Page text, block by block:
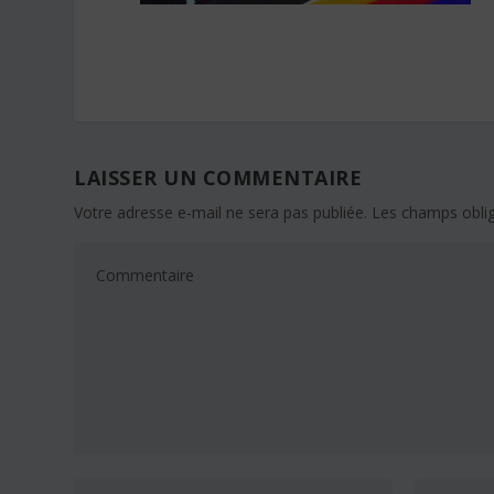
LAISSER UN COMMENTAIRE
Votre adresse e-mail ne sera pas publiée. Les champs